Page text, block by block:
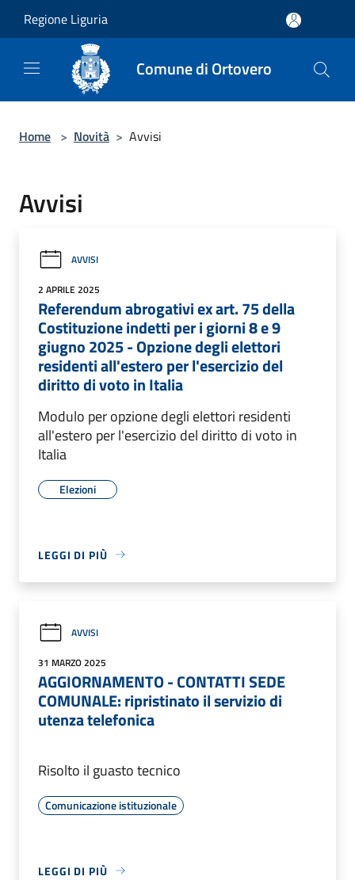
Regione Liguria
Comune di Ortovero
Home > Novità > Avvisi
Avvisi
AVVISI
2 APRILE 2025
Referendum abrogativi ex art. 75 della
Costituzione indetti per i giorni 8 e 9
giugno 2025 - Opzione degli elettori
residenti all'estero per l'esercizio del
diritto di voto in Italia
Modulo per opzione degli elettori residenti
all'estero per l'esercizio del diritto di voto in
Italia
Elezioni
LEGGI DI PIÙ
AVVISI
31 MARZO 2025
AGGIORNAMENTO - CONTATTI SEDE
COMUNALE: ripristinato il servizio di
utenza telefonica
Risolto il guasto tecnico
Comunicazione istituzionale
LEGGI DI PIÙ